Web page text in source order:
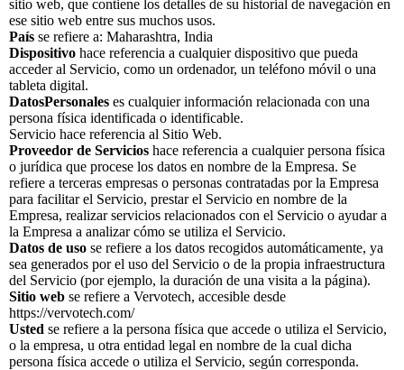
sitio web, que contiene los detalles de su historial de navegación en
ese sitio web entre sus muchos usos.
País se refiere a: Maharashtra, India
Dispositivo hace referencia a cualquier dispositivo que pueda
acceder al Servicio, como un ordenador, un teléfono móvil o una
tableta digital.
DatosPersonales es cualquier información relacionada con una
persona física identificada o identificable.
Servicio hace referencia al Sitio Web.
Proveedor de Servicios hace referencia a cualquier persona física
o jurídica que procese los datos en nombre de la Empresa. Se
refiere a terceras empresas o personas contratadas por la Empresa
para facilitar el Servicio, prestar el Servicio en nombre de la
Empresa, realizar servicios relacionados con el Servicio o ayudar a
la Empresa a analizar cómo se utiliza el Servicio.
Datos de uso se refiere a los datos recogidos automáticamente, ya
sea generados por el uso del Servicio o de la propia infraestructura
del Servicio (por ejemplo, la duración de una visita a la página).
Sitio web se refiere a Vervotech, accesible desde
https://vervotech.com/
Usted se refiere a la persona física que accede o utiliza el Servicio,
o la empresa, u otra entidad legal en nombre de la cual dicha
persona física accede o utiliza el Servicio, según corresponda.